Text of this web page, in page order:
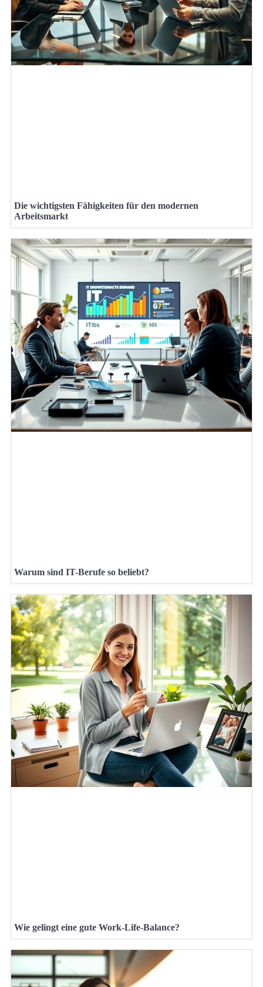
Die wichtigsten Fähigkeiten für den modernen
Arbeitsmarkt
Warum sind IT-Berufe so beliebt?
Wie gelingt eine gute Work-Life-Balance?